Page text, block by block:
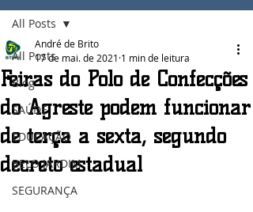
All Posts
Blog
SAÚDE
EDUCAÇÃO
BELO JARDIM
SEGURANÇA
All Posts
Feiras do Polo de Confecções
do Agreste podem funcionar
de terça a sexta, segundo
decreto estadual
André de Brito
17 de mai. de 2021 1 min de leitura